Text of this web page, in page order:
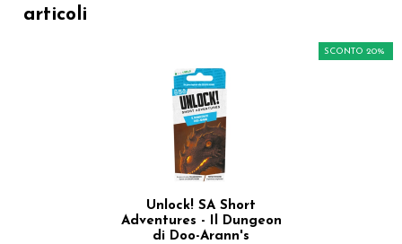
articoli
Unlock! SA Short
Adventures - Il Dungeon
di Doo-Arann's
SCONTO 20%